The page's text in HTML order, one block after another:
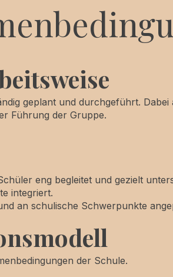
geplant und durchgeführt. Dabei
Führung der Gruppe.
eng begleitet und gezielt
integriert.
an schulische Schwerpunkte
der Schule.